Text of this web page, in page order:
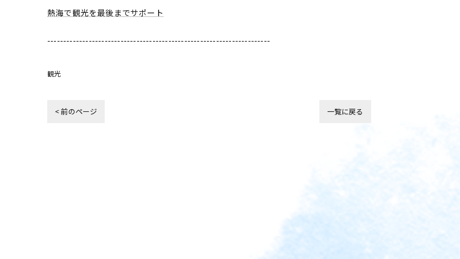
熱海で観光を最後までサポート
----------------------------------------------------------------------
観光
< 前のページ 一覧に戻る